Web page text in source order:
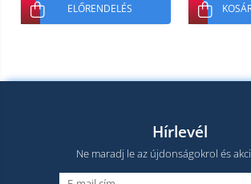
ELŐRENDELÉS
Hírlevél
Ne maradj le az újdonságokrol és